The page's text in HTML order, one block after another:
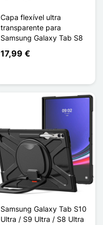
Capa flexível ultra
transparente para
Samsung Galaxy Tab S8
17,99 €
Samsung Galaxy Tab S10
Ultra / S9 Ultra / S8 Ultra